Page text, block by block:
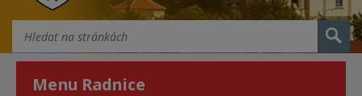
Menu Radnice